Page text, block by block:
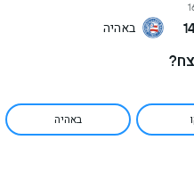
באהיה
באהיה